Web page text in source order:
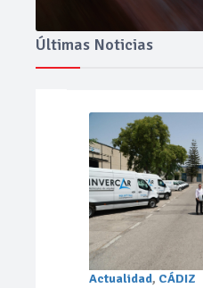
Últimas Noticias
Actualidad, CÁDIZ